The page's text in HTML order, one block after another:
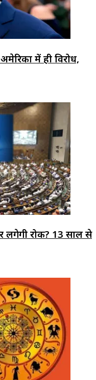
में ही विरोध,
लगेगी रोक? 13 साल से